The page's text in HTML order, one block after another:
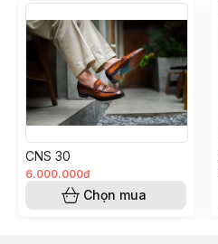
CNS 30
6.000.000đ
Chọn mua